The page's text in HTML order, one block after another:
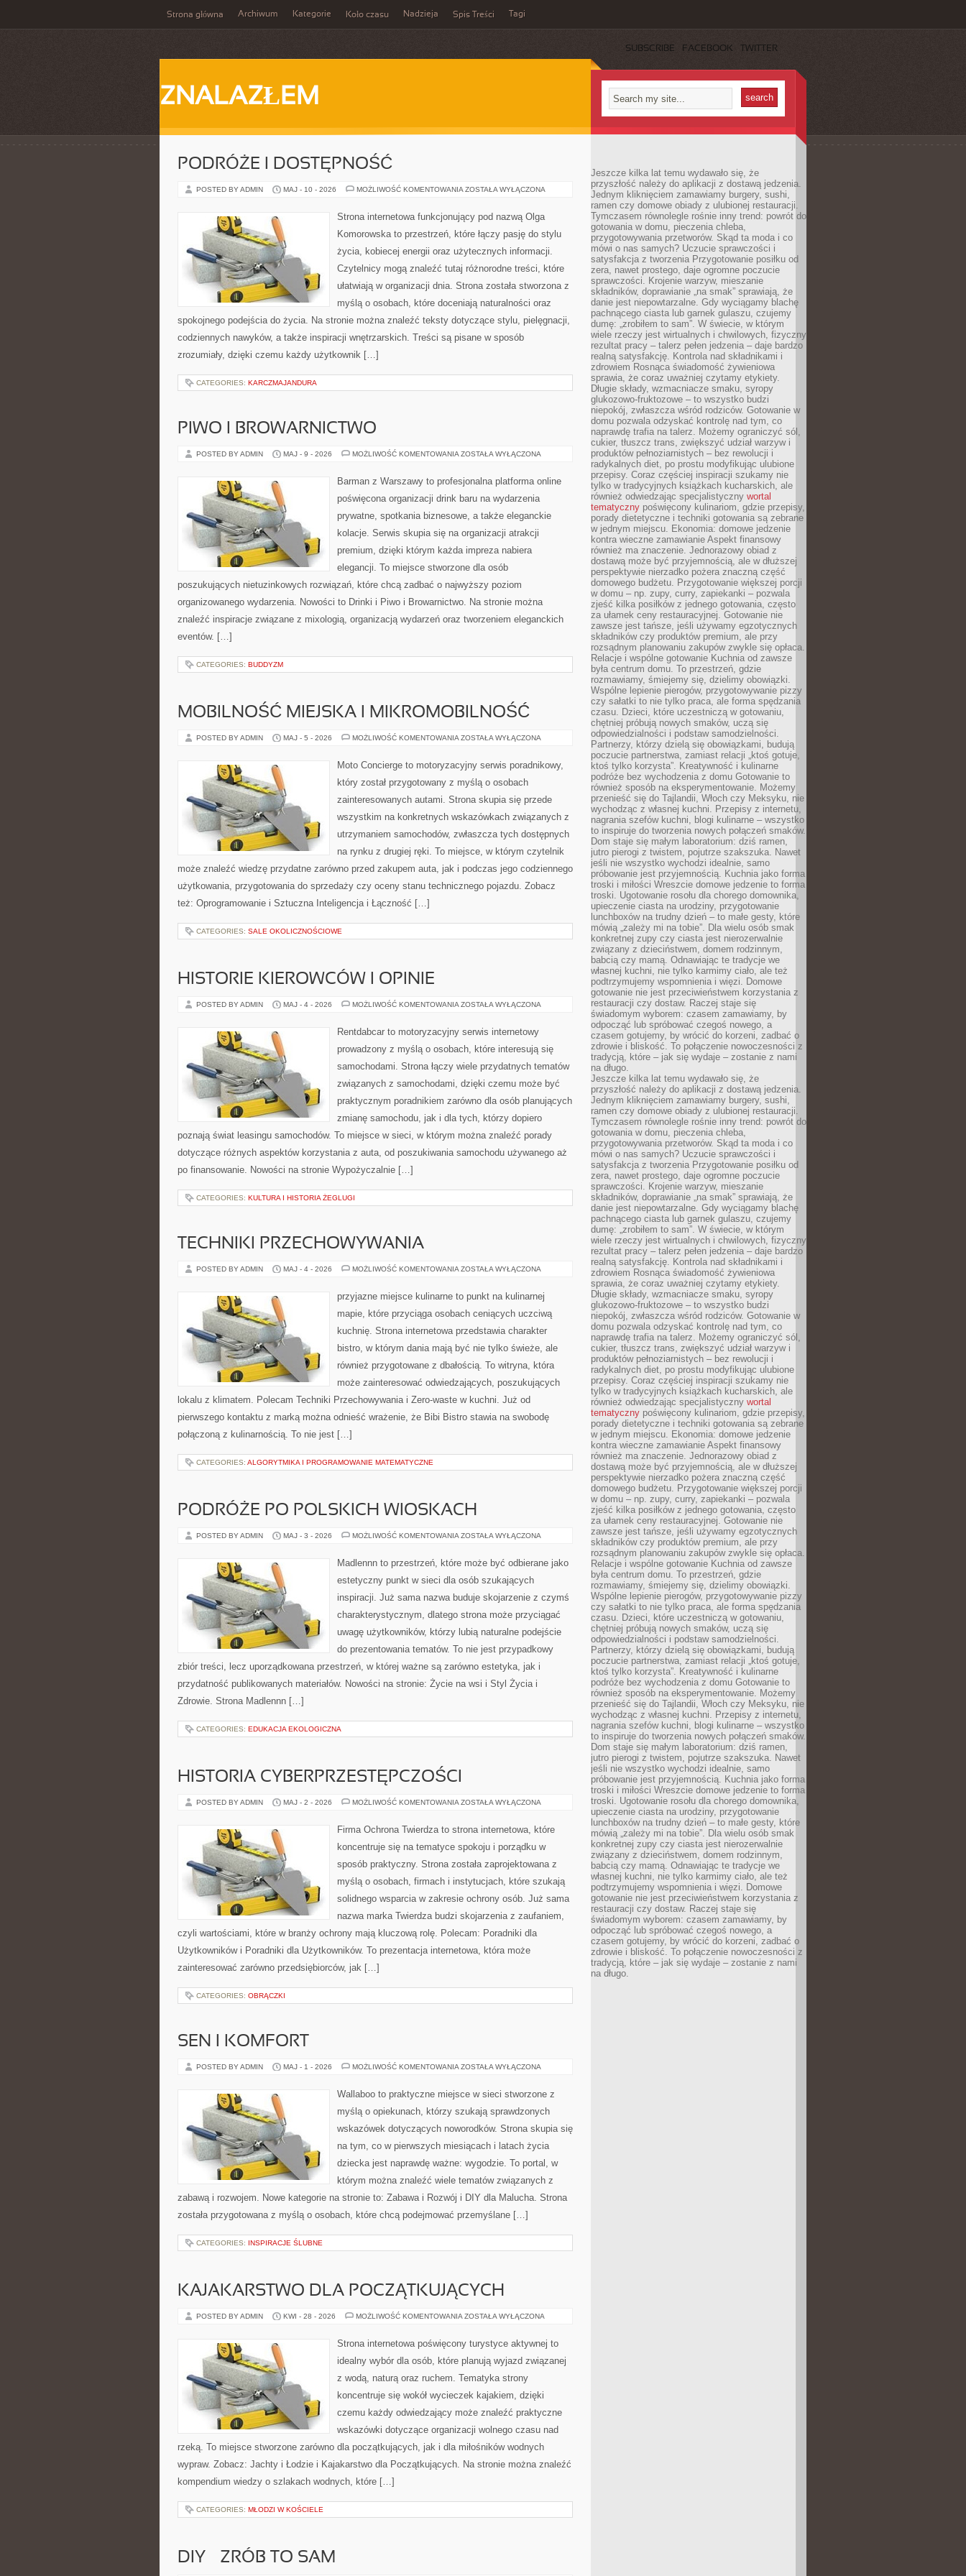
Strona główna Archiwum Kategorie Koło czasu Nadzieja Spis Treści Tagi
SUBSCRIBE FACEBOOK TWITTER
ZNALAZŁEM
PODRÓŻE I DOSTĘPNOŚĆ
POSTED BY ADMIN MAJ - 10 - 2026 MOŻLIWOŚĆ KOMENTOWANIA PODRÓŻE
ZOSTAŁA WYŁĄCZONA
Strona internetowa funkcjonujący pod nazwą Olga
Komorowska to przestrzeń, które łączy pasję do stylu
życia, kobiecej energii oraz użytecznych informacji.
Czytelnicy mogą znaleźć tutaj różnorodne treści, które
ułatwiają w organizacji dnia. Strona została stworzona z
myślą o osobach, które doceniają naturalności oraz
spokojnego podejścia do życia. Na stronie można znaleźć teksty dotyczące stylu, pielęgnacji,
codziennych nawyków, a także inspiracji wnętrzarskich. Treści są pisane w sposób
zrozumiały, dzięki czemu każdy użytkownik […]
CATEGORIES: KARCZMAJANDURA
PIWO I BROWARNICTWO
POSTED BY ADMIN MAJ - 9 - 2026 MOŻLIWOŚĆ KOMENTOWANIA PIWO
ZOSTAŁA WYŁĄCZONA
Barman z Warszawy to profesjonalna platforma online
poświęcona organizacji drink baru na wydarzenia
prywatne, spotkania biznesowe, a także eleganckie
kolacje. Serwis skupia się na organizacji atrakcji
premium, dzięki którym każda impreza nabiera
elegancji. To miejsce stworzone dla osób
poszukujących nietuzinkowych rozwiązań, które chcą zadbać o najwyższy poziom
organizowanego wydarzenia. Nowości to Drinki i Piwo i Browarnictwo. Na stronie można
znaleźć inspiracje związane z mixologią, organizacją wydarzeń oraz tworzeniem eleganckich
eventów. […]
CATEGORIES: BUDDYZM
MOBILNOŚĆ MIEJSKA I MIKROMOBILNOŚĆ
POSTED BY ADMIN MAJ - 5 - 2026 MOŻLIWOŚĆ KOMENTOWANIA MOBILNOŚĆ
MIKROMOBILNOŚĆ
ZOSTAŁA WYŁĄCZONA
Moto Concierge to motoryzacyjny serwis poradnikowy,
który został przygotowany z myślą o osobach
zainteresowanych autami. Strona skupia się przede
wszystkim na konkretnych wskazówkach związanych z
utrzymaniem samochodów, zwłaszcza tych dostępnych
na rynku z drugiej ręki. To miejsce, w którym czytelnik
może znaleźć wiedzę przydatne zarówno przed zakupem auta, jak i podczas jego codziennego
użytkowania, przygotowania do sprzedaży czy oceny stanu technicznego pojazdu. Zobacz
też: Oprogramowanie i Sztuczna Inteligencja i Łączność […]
CATEGORIES: SALE OKOLICZNOŚCIOWE
HISTORIE KIEROWCÓW I OPINIE
POSTED BY ADMIN MAJ - 4 - 2026 MOŻLIWOŚĆ KOMENTOWANIA HISTORIE
OPINIE
ZOSTAŁA WYŁĄCZONA
Rentdabcar to motoryzacyjny serwis internetowy
prowadzony z myślą o osobach, które interesują się
samochodami. Strona łączy wiele przydatnych tematów
związanych z samochodami, dzięki czemu może być
praktycznym poradnikiem zarówno dla osób planujących
zmianę samochodu, jak i dla tych, którzy dopiero
poznają świat leasingu samochodów. To miejsce w sieci, w którym można znaleźć porady
dotyczące różnych aspektów korzystania z auta, od poszukiwania samochodu używanego aż
po finansowanie. Nowości na stronie Wypożyczalnie […]
CATEGORIES: KULTURA I HISTORIA ŻEGLUGI
TECHNIKI PRZECHOWYWANIA
POSTED BY ADMIN MAJ - 4 - 2026 MOŻLIWOŚĆ KOMENTOWANIA TECHNIKI
ZOSTAŁA WYŁĄCZONA
przyjazne miejsce kulinarne to punkt na kulinarnej
mapie, które przyciąga osobach ceniących uczciwą
kuchnię. Strona internetowa przedstawia charakter
bistro, w którym dania mają być nie tylko świeże, ale
również przygotowane z dbałością. To witryna, która
może zainteresować odwiedzających, poszukujących
lokalu z klimatem. Polecam Techniki Przechowywania i Zero-waste w kuchni. Już od
pierwszego kontaktu z marką można odnieść wrażenie, że Bibi Bistro stawia na swobodę
połączoną z kulinarnością. To nie jest […]
CATEGORIES: ALGORYTMIKA I PROGRAMOWANIE MATEMATYCZNE
PODRÓŻE PO POLSKICH WIOSKACH
POSTED BY ADMIN MAJ - 3 - 2026 MOŻLIWOŚĆ KOMENTOWANIA PODRÓŻE
WIOSKACH
ZOSTAŁA WYŁĄCZONA
Madlennn to przestrzeń, które może być odbierane jako
estetyczny punkt w sieci dla osób szukających
inspiracji. Już sama nazwa buduje skojarzenie z czymś
charakterystycznym, dlatego strona może przyciągać
uwagę użytkowników, którzy lubią naturalne podejście
do prezentowania tematów. To nie jest przypadkowy
zbiór treści, lecz uporządkowana przestrzeń, w której ważne są zarówno estetyka, jak i
przydatność publikowanych materiałów. Nowości na stronie: Życie na wsi i Styl Życia i
Zdrowie. Strona Madlennn […]
CATEGORIES: EDUKACJA EKOLOGICZNA
HISTORIA CYBERPRZESTĘPCZOŚCI
POSTED BY ADMIN MAJ - 2 - 2026 MOŻLIWOŚĆ KOMENTOWANIA HISTORIA
ZOSTAŁA WYŁĄCZONA
Firma Ochrona Twierdza to strona internetowa, które
koncentruje się na tematyce spokoju i porządku w
sposób praktyczny. Strona została zaprojektowana z
myślą o osobach, firmach i instytucjach, które szukają
solidnego wsparcia w zakresie ochrony osób. Już sama
nazwa marka Twierdza budzi skojarzenia z zaufaniem,
czyli wartościami, które w branży ochrony mają kluczową rolę. Polecam: Poradniki dla
Użytkowników i Poradniki dla Użytkowników. To prezentacja internetowa, która może
zainteresować zarówno przedsiębiorców, jak […]
CATEGORIES: OBRĄCZKI
SEN I KOMFORT
POSTED BY ADMIN MAJ - 1 - 2026 MOŻLIWOŚĆ KOMENTOWANIA SEN
ZOSTAŁA WYŁĄCZONA
Wallaboo to praktyczne miejsce w sieci stworzone z
myślą o opiekunach, którzy szukają sprawdzonych
wskazówek dotyczących noworodków. Strona skupia się
na tym, co w pierwszych miesiącach i latach życia
dziecka jest naprawdę ważne: wygodzie. To portal, w
którym można znaleźć wiele tematów związanych z
zabawą i rozwojem. Nowe kategorie na stronie to: Zabawa i Rozwój i DIY dla Malucha. Strona
została przygotowana z myślą o osobach, które chcą podejmować przemyślane […]
CATEGORIES: INSPIRACJE ŚLUBNE
KAJAKARSTWO DLA POCZĄTKUJĄCYCH
POSTED BY ADMIN KWI - 28 - 2026 MOŻLIWOŚĆ KOMENTOWANIA KAJAKARSTWO
ZOSTAŁA WYŁĄCZONA
Strona internetowa poświęcony turystyce aktywnej to
idealny wybór dla osób, które planują wyjazd związanej
z wodą, naturą oraz ruchem. Tematyka strony
koncentruje się wokół wycieczek kajakiem, dzięki
czemu każdy odwiedzający może znaleźć praktyczne
wskazówki dotyczące organizacji wolnego czasu nad
rzeką. To miejsce stworzone zarówno dla początkujących, jak i dla miłośników wodnych
wypraw. Zobacz: Jachty i Łodzie i Kajakarstwo dla Początkujących. Na stronie można znaleźć
kompendium wiedzy o szlakach wodnych, które […]
CATEGORIES: MŁODZI W KOŚCIELE
DIY – ZRÓB TO SAM
Jeszcze kilka lat temu wydawało się, że
przyszłość należy do aplikacji z dostawą jedzenia.
Jednym kliknięciem zamawiamy burgery, sushi,
ramen czy domowe obiady z ulubionej restauracji.
Tymczasem równolegle rośnie inny trend: powrót do
gotowania w domu, pieczenia chleba,
przygotowywania przetworów. Skąd ta moda i co
mówi o nas samych? Uczucie sprawczości i
satysfakcja z tworzenia Przygotowanie posiłku od
zera, nawet prostego, daje ogromne poczucie
sprawczości. Krojenie warzyw, mieszanie
składników, doprawianie „na smak” sprawiają, że
danie jest niepowtarzalne. Gdy wyciągamy blachę
pachnącego ciasta lub garnek gulaszu, czujemy
dumę: „zrobiłem to sam”. W świecie, w którym
wiele rzeczy jest wirtualnych i chwilowych, fizyczny
rezultat pracy – talerz pełen jedzenia – daje bardzo
realną satysfakcję. Kontrola nad składnikami i
zdrowiem Rosnąca świadomość żywieniowa
sprawia, że coraz uważniej czytamy etykiety.
Długie składy, wzmacniacze smaku, syropy
glukozowo-fruktozowe – to wszystko budzi
niepokój, zwłaszcza wśród rodziców. Gotowanie w
domu pozwala odzyskać kontrolę nad tym, co
naprawdę trafia na talerz. Możemy ograniczyć sól,
cukier, tłuszcz trans, zwiększyć udział warzyw i
produktów pełnoziarnistych – bez rewolucji i
radykalnych diet, po prostu modyfikując ulubione
przepisy. Coraz częściej inspiracji szukamy nie
tylko w tradycyjnych książkach kucharskich, ale
również odwiedzając specjalistyczny wortal
tematyczny poświęcony kulinariom, gdzie przepisy,
porady dietetyczne i techniki gotowania są zebrane
w jednym miejscu. Ekonomia: domowe jedzenie
kontra wieczne zamawianie Aspekt finansowy
również ma znaczenie. Jednorazowy obiad z
dostawą może być przyjemnością, ale w dłuższej
perspektywie nierzadko pożera znaczną część
domowego budżetu. Przygotowanie większej porcji
w domu – np. zupy, curry, zapiekanki – pozwala
zjeść kilka posiłków z jednego gotowania, często
za ułamek ceny restauracyjnej. Gotowanie nie
zawsze jest tańsze, jeśli używamy egzotycznych
składników czy produktów premium, ale przy
rozsądnym planowaniu zakupów zwykle się opłaca.
Relacje i wspólne gotowanie Kuchnia od zawsze
była centrum domu. To przestrzeń, gdzie
rozmawiamy, śmiejemy się, dzielimy obowiązki.
Wspólne lepienie pierogów, przygotowywanie pizzy
czy sałatki to nie tylko praca, ale forma spędzania
czasu. Dzieci, które uczestniczą w gotowaniu,
chętniej próbują nowych smaków, uczą się
odpowiedzialności i podstaw samodzielności.
Partnerzy, którzy dzielą się obowiązkami, budują
poczucie partnerstwa, zamiast relacji „ktoś gotuje,
ktoś tylko korzysta”. Kreatywność i kulinarne
podróże bez wychodzenia z domu Gotowanie to
również sposób na eksperymentowanie. Możemy
przenieść się do Tajlandii, Włoch czy Meksyku, nie
wychodząc z własnej kuchni. Przepisy z internetu,
nagrania szefów kuchni, blogi kulinarne – wszystko
to inspiruje do tworzenia nowych połączeń smaków.
Dom staje się małym laboratorium: dziś ramen,
jutro pierogi z twistem, pojutrze szakszuka. Nawet
jeśli nie wszystko wychodzi idealnie, samo
próbowanie jest przyjemnością. Kuchnia jako forma
troski i miłości Wreszcie domowe jedzenie to forma
troski. Ugotowanie rosołu dla chorego domownika,
upieczenie ciasta na urodziny, przygotowanie
lunchboxów na trudny dzień – to małe gesty, które
mówią „zależy mi na tobie”. Dla wielu osób smak
konkretnej zupy czy ciasta jest nierozerwalnie
związany z dzieciństwem, domem rodzinnym,
babcią czy mamą. Odnawiając te tradycje we
własnej kuchni, nie tylko karmimy ciało, ale też
podtrzymujemy wspomnienia i więzi. Domowe
gotowanie nie jest przeciwieństwem korzystania z
restauracji czy dostaw. Raczej staje się
świadomym wyborem: czasem zamawiamy, by
odpocząć lub spróbować czegoś nowego, a
czasem gotujemy, by wrócić do korzeni, zadbać o
zdrowie i bliskość. To połączenie nowoczesności z
tradycją, które – jak się wydaje – zostanie z nami
na długo.
Jeszcze kilka lat temu wydawało się, że
przyszłość należy do aplikacji z dostawą jedzenia.
Jednym kliknięciem zamawiamy burgery, sushi,
ramen czy domowe obiady z ulubionej restauracji.
Tymczasem równolegle rośnie inny trend: powrót do
gotowania w domu, pieczenia chleba,
przygotowywania przetworów. Skąd ta moda i co
mówi o nas samych? Uczucie sprawczości i
satysfakcja z tworzenia Przygotowanie posiłku od
zera, nawet prostego, daje ogromne poczucie
sprawczości. Krojenie warzyw, mieszanie
składników, doprawianie „na smak” sprawiają, że
danie jest niepowtarzalne. Gdy wyciągamy blachę
pachnącego ciasta lub garnek gulaszu, czujemy
dumę: „zrobiłem to sam”. W świecie, w którym
wiele rzeczy jest wirtualnych i chwilowych, fizyczny
rezultat pracy – talerz pełen jedzenia – daje bardzo
realną satysfakcję. Kontrola nad składnikami i
zdrowiem Rosnąca świadomość żywieniowa
sprawia, że coraz uważniej czytamy etykiety.
Długie składy, wzmacniacze smaku, syropy
glukozowo-fruktozowe – to wszystko budzi
niepokój, zwłaszcza wśród rodziców. Gotowanie w
domu pozwala odzyskać kontrolę nad tym, co
naprawdę trafia na talerz. Możemy ograniczyć sól,
cukier, tłuszcz trans, zwiększyć udział warzyw i
produktów pełnoziarnistych – bez rewolucji i
radykalnych diet, po prostu modyfikując ulubione
przepisy. Coraz częściej inspiracji szukamy nie
tylko w tradycyjnych książkach kucharskich, ale
również odwiedzając specjalistyczny wortal
tematyczny poświęcony kulinariom, gdzie przepisy,
porady dietetyczne i techniki gotowania są zebrane
w jednym miejscu. Ekonomia: domowe jedzenie
kontra wieczne zamawianie Aspekt finansowy
również ma znaczenie. Jednorazowy obiad z
dostawą może być przyjemnością, ale w dłuższej
perspektywie nierzadko pożera znaczną część
domowego budżetu. Przygotowanie większej porcji
w domu – np. zupy, curry, zapiekanki – pozwala
zjeść kilka posiłków z jednego gotowania, często
za ułamek ceny restauracyjnej. Gotowanie nie
zawsze jest tańsze, jeśli używamy egzotycznych
składników czy produktów premium, ale przy
rozsądnym planowaniu zakupów zwykle się opłaca.
Relacje i wspólne gotowanie Kuchnia od zawsze
była centrum domu. To przestrzeń, gdzie
rozmawiamy, śmiejemy się, dzielimy obowiązki.
Wspólne lepienie pierogów, przygotowywanie pizzy
czy sałatki to nie tylko praca, ale forma spędzania
czasu. Dzieci, które uczestniczą w gotowaniu,
chętniej próbują nowych smaków, uczą się
odpowiedzialności i podstaw samodzielności.
Partnerzy, którzy dzielą się obowiązkami, budują
poczucie partnerstwa, zamiast relacji „ktoś gotuje,
ktoś tylko korzysta”. Kreatywność i kulinarne
podróże bez wychodzenia z domu Gotowanie to
również sposób na eksperymentowanie. Możemy
przenieść się do Tajlandii, Włoch czy Meksyku, nie
wychodząc z własnej kuchni. Przepisy z internetu,
nagrania szefów kuchni, blogi kulinarne – wszystko
to inspiruje do tworzenia nowych połączeń smaków.
Dom staje się małym laboratorium: dziś ramen,
jutro pierogi z twistem, pojutrze szakszuka. Nawet
jeśli nie wszystko wychodzi idealnie, samo
próbowanie jest przyjemnością. Kuchnia jako forma
troski i miłości Wreszcie domowe jedzenie to forma
troski. Ugotowanie rosołu dla chorego domownika,
upieczenie ciasta na urodziny, przygotowanie
lunchboxów na trudny dzień – to małe gesty, które
mówią „zależy mi na tobie”. Dla wielu osób smak
konkretnej zupy czy ciasta jest nierozerwalnie
związany z dzieciństwem, domem rodzinnym,
babcią czy mamą. Odnawiając te tradycje we
własnej kuchni, nie tylko karmimy ciało, ale też
podtrzymujemy wspomnienia i więzi. Domowe
gotowanie nie jest przeciwieństwem korzystania z
restauracji czy dostaw. Raczej staje się
świadomym wyborem: czasem zamawiamy, by
odpocząć lub spróbować czegoś nowego, a
czasem gotujemy, by wrócić do korzeni, zadbać o
zdrowie i bliskość. To połączenie nowoczesności z
tradycją, które – jak się wydaje – zostanie z nami
na długo.